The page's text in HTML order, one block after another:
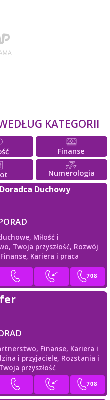
KATEGORII
Finanse
Numerologia
Duchowy
Miłość i
Twoja przyszłość, Rozwój
Finanse, Kariera i praca
Finanse, Kariera i
i przyjaciele, Rozstania i
Twoja przyszłość